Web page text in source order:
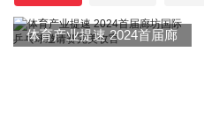
除并停止抓取传播，谢谢
体育产业提速 2024首届廊